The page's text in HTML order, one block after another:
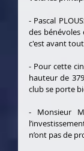
- Pascal
des bénévoles
c'est avant
- Pour cette
hauteur de
club se porte
- Monsieur
n’ont pas de